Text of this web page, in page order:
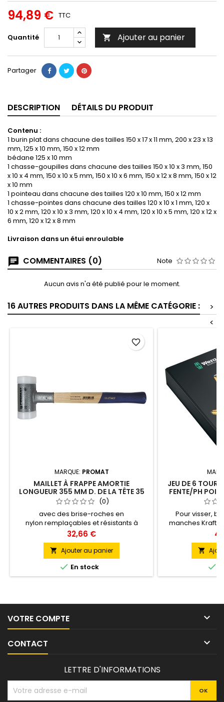
94,89 € TTC
Quantité  Ajouter au panier
Partager
DESCRIPTION DÉTAILS DU PRODUIT
Contenu :
1 burin plat dans chacune des tailles 150 x 17 x 11 mm, 200 x 23 x 13
mm, 125 x 10 mm, 150 x 12 mm
bédane 125 x 10 mm
1 chasse-goupilles dans chacune des tailles 150 x 10 x 3 mm, 150
x 10 x 4 mm, 150 x 10 x 5 mm, 150 x 10 x 6 mm, 150 x 12 x 8 mm, 150 x 12
x 10 mm
1 pointeau dans chacune des tailles 120 x 10 mm, 150 x 12 mm
1 chasse-pointes dans chacune des tailles 120 x 10 x 1 mm, 120 x
10 x 2 mm, 120 x 10 x 3 mm, 120 x 10 x 4 mm, 120 x 10 x 5 mm, 120 x 12 x
6 mm, 120 x 12 x 8 mm
Livraison dans un étui enroulable
COMMENTAIRES (0) Note
Aucun avis n'a été publié pour le moment.
16 AUTRES PRODUITS DANS LA MÊME CATÉGORIE :
>
<
MARQUE: PROMAT
MAILLET À FRAPPE AMORTIE
LONGUEUR 355 MM D. DE LA TÊTE 35
MM HICKORY SANS REBOND
(0)
avec des brise-roches en
nylon remplaçables et résistants à
l’usure · en frappant, la grenaille est
projetée du côté de la frappe,
permettant ainsi une frappe anti-rebond
· effet de frappe jusqu’à 100 % plus
puissant qu’avec les marteaux à main
normaux · manche en hickory verni et
Prix
32,66 €
 Ajouter au panier
 En stock
favorite_border
JEU DE 6
FENTE/PH
LAME/
Pour visser,
manches
dotés de
· lame à six
frappe ·
clé à molettes
nicromatt,
tournevis pour


VOTRE COMPTE 
CONTACT 
LETTRE D'INFORMATIONS